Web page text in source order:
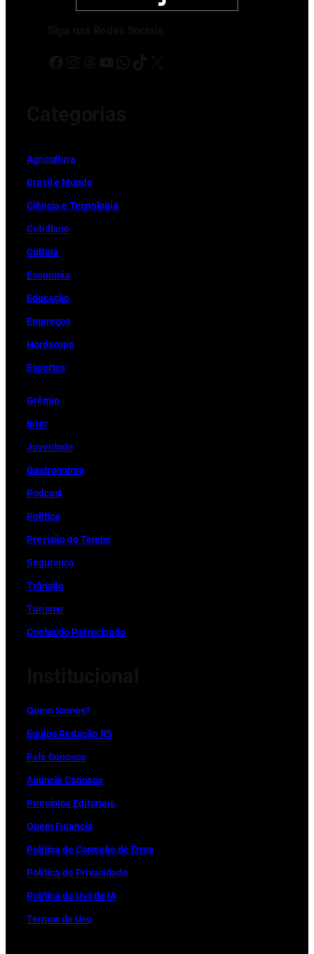
Agricultura
Brasil e Mundo
Ciência e Tecnologia
Cotidiano
Cultura
Economia
Educação
Empregos
Horóscopo
Esportes
Grêmio
Inter
Juventude
Gastronomia
Podcast
Política
Previsão do Tempo
Segurança
Trânsito
Turismo
Conteúdo Patrocinado
Quem Somos?
Equipe Redação RS
Fale Conosco
Anuncie Conosco
Princípios Editoriais
Quem Financia
Política de Correção de Erros
Política de Privacidade
Política de Uso de IA
Termos de Uso